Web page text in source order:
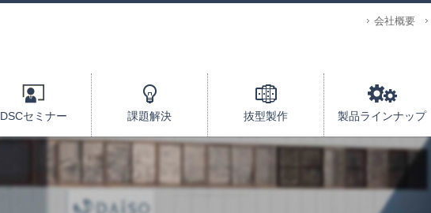
会社概要
DSCセミナー 課題解決 抜型製作 製品ラインナップ